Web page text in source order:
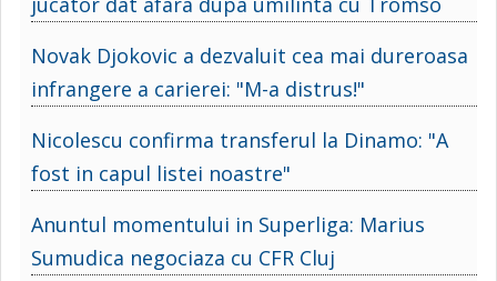
Novak Djokovic a dezvaluit cea mai dureroasa
infrangere a carierei: "M-a distrus!"
Nicolescu confirma transferul la Dinamo: "A
fost in capul listei noastre"
Anuntul momentului in Superliga: Marius
Sumudica negociaza cu CFR Cluj